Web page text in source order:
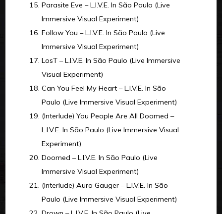
Parasite Eve – L.I.V.E. In São Paulo (Live
Immersive Visual Experiment)
Follow You – L.I.V.E. In São Paulo (Live
Immersive Visual Experiment)
LosT – L.I.V.E. In São Paulo (Live Immersive
Visual Experiment)
Can You Feel My Heart – L.I.V.E. In São
Paulo (Live Immersive Visual Experiment)
(Interlude) You People Are All Doomed –
L.I.V.E. In São Paulo (Live Immersive Visual
Experiment)
Doomed – L.I.V.E. In São Paulo (Live
Immersive Visual Experiment)
(Interlude) Aura Gauger – L.I.V.E. In São
Paulo (Live Immersive Visual Experiment)